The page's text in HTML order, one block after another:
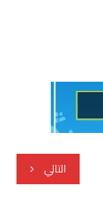
التالي